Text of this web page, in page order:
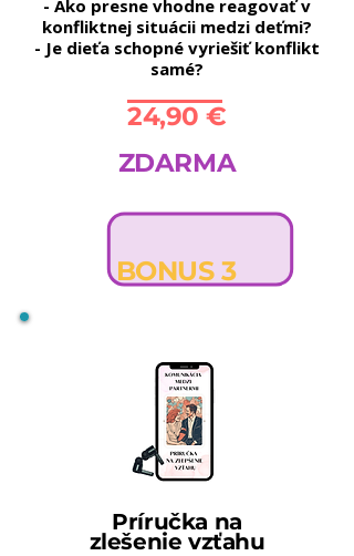
- Ako presne vhodne reagovať v
konfliktnej situácii medzi deťmi?
- Je dieťa schopné vyriešiť konflikt
samé?
24,90 €
ZDARMA
BONUS 3
Príručka na
zlešenie vzťahu